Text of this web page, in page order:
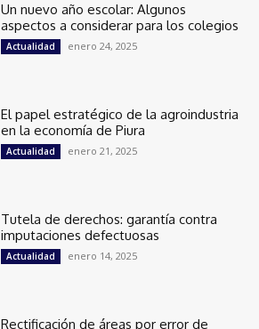
Un nuevo año escolar: Algunos
aspectos a considerar para los colegios
Actualidad enero 24, 2025
El papel estratégico de la agroindustria
en la economía de Piura
Actualidad enero 21, 2025
Tutela de derechos: garantía contra
imputaciones defectuosas
Actualidad enero 14, 2025
Rectificación de áreas por error de